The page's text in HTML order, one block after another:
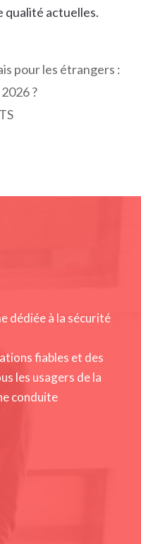
qualité actuelles.
pour les étrangers :
?
dédiée à la sécurité
fiables et des
les usagers de la
conduite